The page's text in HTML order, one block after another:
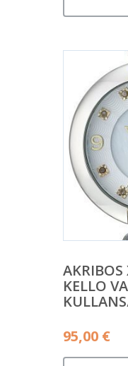
AKRIBOS
KELLO
95,00 €